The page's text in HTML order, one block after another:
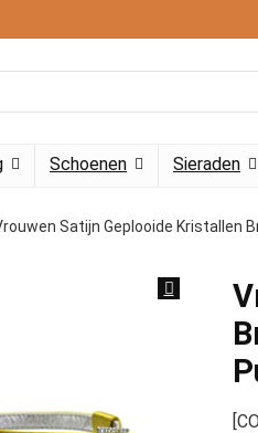
Schoenen Sieraden
Satijn Geplooide Kristallen